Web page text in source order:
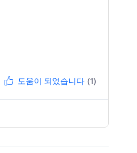
도움이 되었습니다 (1)